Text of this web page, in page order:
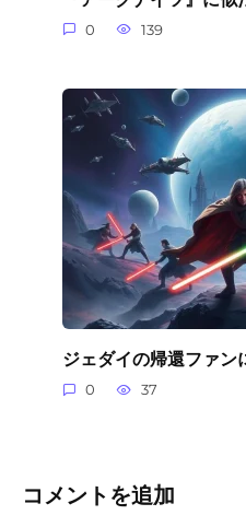
0 139
ジェダイの帰還ファン
0 37
コメントを追加